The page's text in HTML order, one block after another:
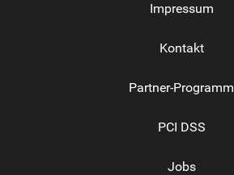
Impressum
Kontakt
Partner-Programm
PCI DSS
Jobs